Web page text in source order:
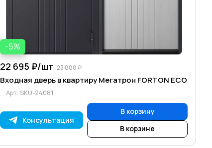
-5%
22 695 ₽/шт 23 888 ₽
Входная дверь в квартиру Мегатрон FORTON ECO
Арт. SKU-24081
Консультация
В корзину
В корзине